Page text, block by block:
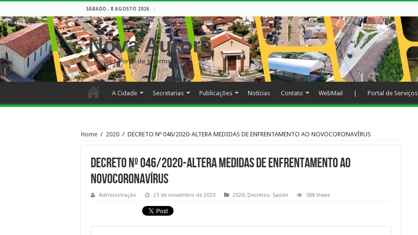
SÁBADO , 8 AGOSTO 2026
Nova Aurora
– Goiás | Portal de Informações
A Cidade Secretarias Publicações Notícias Contato WebMail Portal de Serviços
Home / 2020 / DECRETO Nº 046/2020-ALTERA MEDIDAS DE ENFRENTAMENTO AO NOVOCORONAVÍRUS
DECRETO Nº 046/2020-ALTERA MEDIDAS DE ENFRENTAMENTO AO
NOVOCORONAVÍRUS
Administração 25 de novembro de 2020 2020, Decretos, Saúde 588 Views